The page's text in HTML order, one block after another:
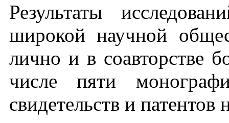
Результаты
широкой научной
лично и в соавторстве
числе пяти
свидетельств и патентов